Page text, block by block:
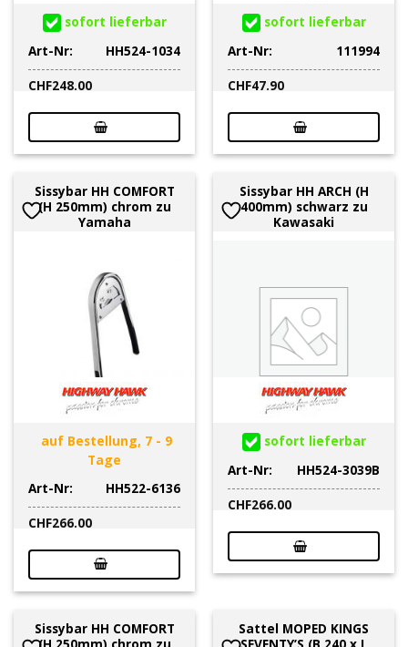
sofort lieferbar
Art-Nr:
HH524-1034
CHF248.00
sofort lieferbar
Art-Nr:
111994
CHF47.90
Sissybar HH COMFORT
(H 250mm) chrom zu
Yamaha
auf Bestellung, 7 - 9
Tage
Art-Nr:
HH522-6136
CHF266.00
Sissybar HH ARCH (H
400mm) schwarz zu
Kawasaki
sofort lieferbar
Art-Nr:
HH524-3039B
CHF266.00
Sissybar HH COMFORT
Sattel MOPED KINGS